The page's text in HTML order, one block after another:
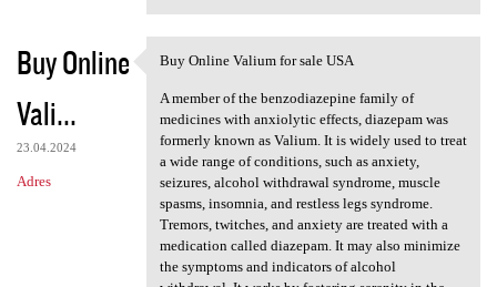
Buy Online
Vali...
23.04.2024
Adres
Buy Online Valium for sale
Buy Online Valium for sale USA
A member of the benzodiazepine family of
medicines with anxiolytic effects, diazepam was
formerly known as Valium. It is widely used to treat
a wide range of conditions, such as anxiety,
seizures, alcohol withdrawal syndrome, muscle
spasms, insomnia, and restless legs syndrome.
Tremors, twitches, and anxiety are treated with a
medication called diazepam. It may also minimize
the symptoms and indicators of alcohol